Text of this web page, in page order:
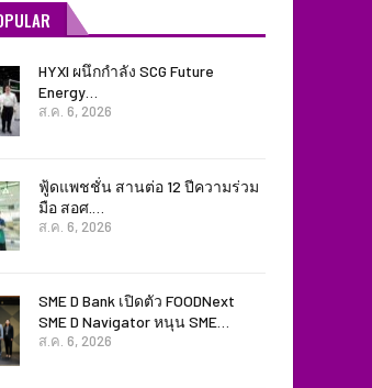
HYXI ผนึกกำลัง SCG Future
Energy…
ส.ค. 6, 2026
ฟู้ดแพชชั่น สานต่อ 12 ปีความร่วม
มือ สอศ.…
ส.ค. 6, 2026
SME D Bank เปิดตัว FOODNext
SME D Navigator หนุน SME…
ส.ค. 6, 2026